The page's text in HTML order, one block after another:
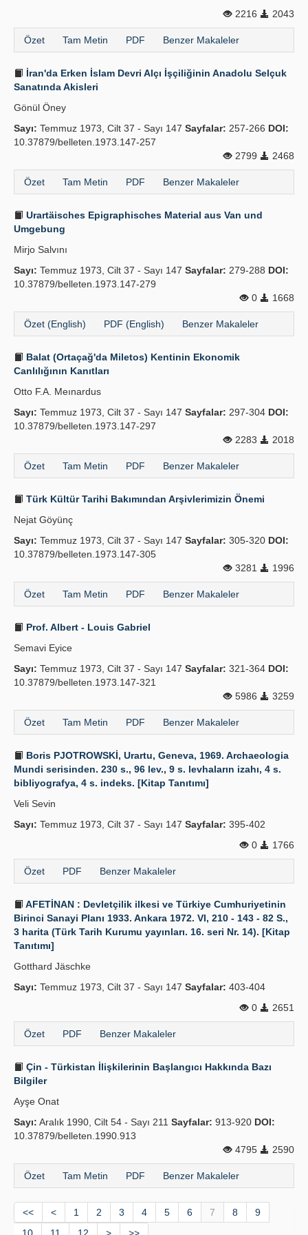
2216 2043
Özet Tam Metin PDF Benzer Makaleler
İran'da Erken İslam Devri Alçı İşçiliğinin Anadolu Selçuk
Sanatında Akisleri
Gönül Öney
Sayı: Temmuz 1973, Cilt 37 - Sayı 147 Sayfalar: 257-266 DOI:
10.37879/belleten.1973.147-257
2799
2468
Özet Tam Metin PDF Benzer Makaleler
Urartäisches Epigraphisches Material aus Van und
Umgebung
Mirjo Salvını
Sayı: Temmuz 1973, Cilt 37 - Sayı 147 Sayfalar: 279-288 DOI:
10.37879/belleten.1973.147-279
0
1668
Özet (English) PDF (English) Benzer Makaleler
Balat (Ortaçağ'da Miletos) Kentinin Ekonomik
Canlılığının Kanıtları
Otto F.A. Meınardus
Sayı: Temmuz 1973, Cilt 37 - Sayı 147 Sayfalar: 297-304 DOI:
10.37879/belleten.1973.147-297
2283
2018
Özet Tam Metin PDF Benzer Makaleler
Türk Kültür Tarihi Bakımından Arşivlerimizin Önemi
Nejat Göyünç
Sayı: Temmuz 1973, Cilt 37 - Sayı 147 Sayfalar: 305-320 DOI:
10.37879/belleten.1973.147-305
3281
1996
Özet Tam Metin PDF Benzer Makaleler
Prof. Albert - Louis Gabriel
Semavi Eyice
Sayı: Temmuz 1973, Cilt 37 - Sayı 147 Sayfalar: 321-364 DOI:
10.37879/belleten.1973.147-321
5986
3259
Özet Tam Metin PDF Benzer Makaleler
Boris PJOTROWSKİ, Urartu, Geneva, 1969. Archaeologia
Mundi serisinden. 230 s., 96 lev., 9 s. levhaların izahı, 4 s.
bibliyografya, 4 s. indeks. [Kitap Tanıtımı]
Veli Sevin
Sayı: Temmuz 1973, Cilt 37 - Sayı 147 Sayfalar: 395-402
0
1766
Özet PDF Benzer Makaleler
AFETİNAN : Devletçilik ilkesi ve Türkiye Cumhuriyetinin
Birinci Sanayi Planı 1933. Ankara 1972. VI, 210 - 143 - 82 S.,
3 harita (Türk Tarih Kurumu yayınları. 16. seri Nr. 14). [Kitap
Tanıtımı]
Gotthard Jäschke
Sayı: Temmuz 1973, Cilt 37 - Sayı 147 Sayfalar: 403-404
0
2651
Özet PDF Benzer Makaleler
Çin - Türkistan İlişkilerinin Başlangıcı Hakkında Bazı
Bilgiler
Ayşe Onat
Sayı: Aralık 1990, Cilt 54 - Sayı 211 Sayfalar: 913-920 DOI:
10.37879/belleten.1990.913
4795
2590
Özet Tam Metin PDF Benzer Makaleler
<< < 1 2 3 4 5 6 7 8
9